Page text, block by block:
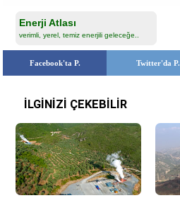
Enerji Atlası
verimli, yerel, temiz enerjili geleceğe..
Facebook'ta P. Twitter'da P.
İLGİNİZİ ÇEKEBİLİR